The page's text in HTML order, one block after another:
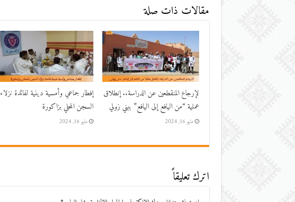
مقالات ذات صلة
لإرجاع المنقطعين عن الدراسة.. إنطلاق
عملية “من اليافع إلى اليافع” ببني زولي
مايو 16, 2024
إفطار جماعي وأمسية دينية لفائدة نزلاء
السجن المحلي بزاكورة
مايو 16, 2024
اترك تعليقاً